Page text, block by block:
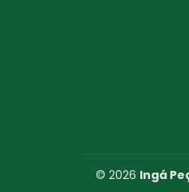
© 2026 Ingá